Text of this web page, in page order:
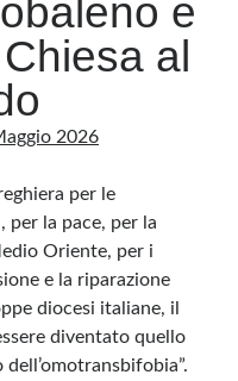
in quanto viene aggiornato
un prodotto editoriale ai
è responsabile di quanto
e
al
2026
per le
la pace, per la
Oriente, per i
e la riparazione
diocesi italiane, il
diventato quello